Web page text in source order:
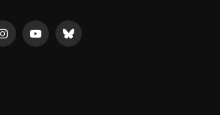
InstagramYouTubeBluesky